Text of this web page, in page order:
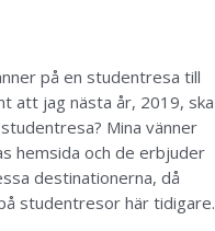
på en studentresa till
att jag nästa år, 2019, ska
Mina vänner
hemsida och de erbjuder
destinationerna, då
studentresor här tidigare.